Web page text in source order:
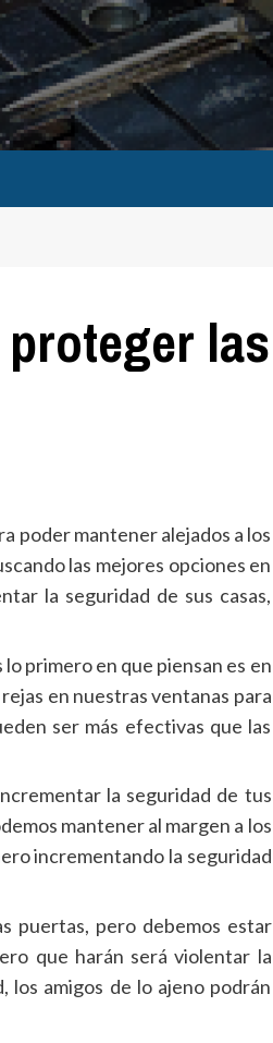
las
poder mantener alejados a los
las mejores opciones en
la seguridad de sus casas,
primero en que piensan es en
en nuestras ventanas para
ser más efectivas que las
la seguridad de tus
mantener al margen a los
incrementando la seguridad
puertas, pero debemos estar
que harán será violentar la
los amigos de lo ajeno podrán